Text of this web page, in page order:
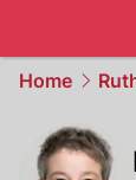
Home